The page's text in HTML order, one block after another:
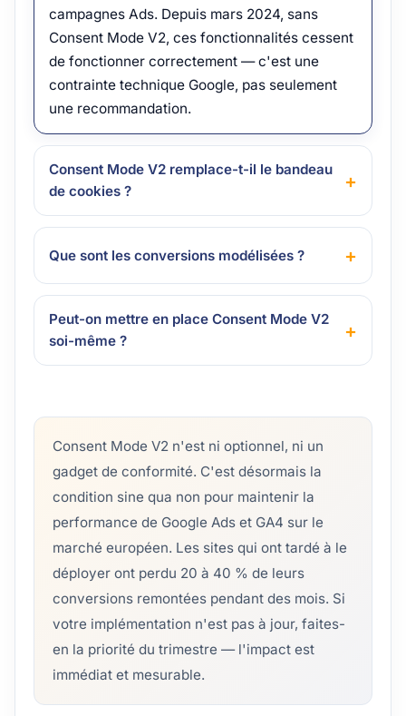
campagnes Ads. Depuis mars 2024, sans
Consent Mode V2, ces fonctionnalités cessent
de fonctionner correctement — c'est une
contrainte technique Google, pas seulement
une recommandation.
Consent Mode V2 remplace-t-il le bandeau
de cookies ?
Que sont les conversions modélisées ?
Peut-on mettre en place Consent Mode V2
soi-même ?
Consent Mode V2 n'est ni optionnel, ni un
gadget de conformité. C'est désormais la
condition sine qua non pour maintenir la
performance de Google Ads et GA4 sur le
marché européen. Les sites qui ont tardé à le
déployer ont perdu 20 à 40 % de leurs
conversions remontées pendant des mois. Si
votre implémentation n'est pas à jour, faites-
en la priorité du trimestre — l'impact est
immédiat et mesurable.